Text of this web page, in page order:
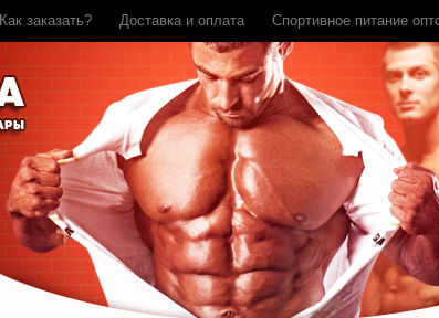
Как заказать? Доставка и оплата Спортивное питание